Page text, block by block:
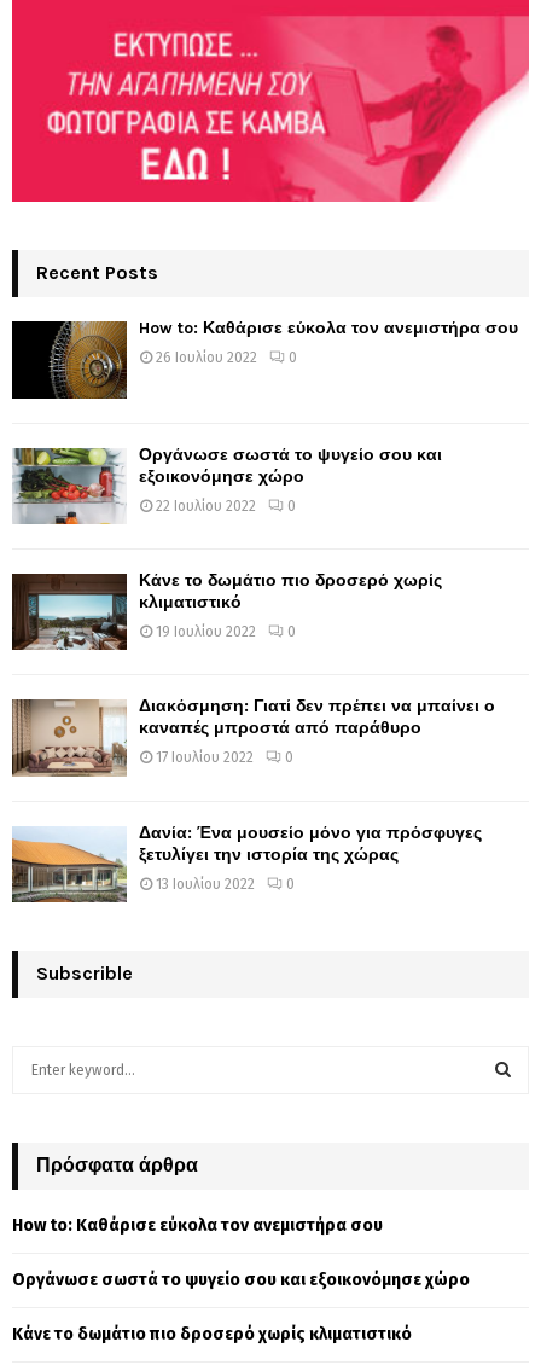
Recent Posts
How to: Καθάρισε εύκολα τον ανεμιστήρα σου
26 Ιουλίου 2022 0
Οργάνωσε σωστά το ψυγείο σου και
εξοικονόμησε χώρο
22 Ιουλίου 2022 0
Κάνε το δωμάτιο πιο δροσερό χωρίς
κλιματιστικό
19 Ιουλίου 2022 0
Διακόσμηση: Γιατί δεν πρέπει να μπαίνει ο
καναπές μπροστά από παράθυρο
17 Ιουλίου 2022 0
Δανία: Ένα μουσείο μόνο για πρόσφυγες
ξετυλίγει την ιστορία της χώρας
13 Ιουλίου 2022 0
Subscrible
h
o
:
Πρόσφατα άρθρα
How to: Καθάρισε εύκολα τον ανεμιστήρα σου
Οργάνωσε σωστά το ψυγείο σου και εξοικονόμησε χώρο
Κάνε το δωμάτιο πιο δροσερό χωρίς κλιματιστικό